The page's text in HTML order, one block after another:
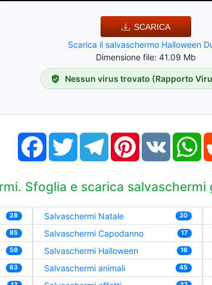
SCARICA
Scarica il salvaschermo Halloween
Dimensione file: 41.09 Mb
Nessun virus trovato (Rapporto
FacebookTwitter TelegramPinterestVK
Sfoglia e scarica salvaschermi
28
85
59
63
Salvaschermi Natale 30
Salvaschermi Capodanno 17
Salvaschermi Halloween 16
Salvaschermi animali 45